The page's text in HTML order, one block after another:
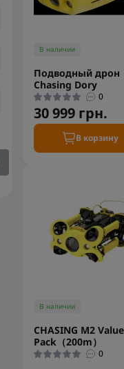
В наличии
Подводный дрон
Chasing Dory
0
30 999 грн.
В корзину
В наличии
CHASING M2 Value
Pack（200m）
0